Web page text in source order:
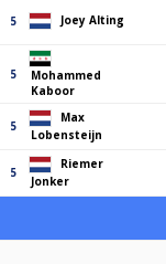
5 Joey Alting
5
Mohammed
Kaboor
5
Max
Lobensteijn
5
Riemer
Jonker